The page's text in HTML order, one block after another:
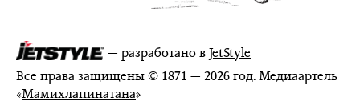
— разработано вJetStyle
Все права защищены © 1871 — 2026 год. Медиаартель
«Мамихлапинатана»